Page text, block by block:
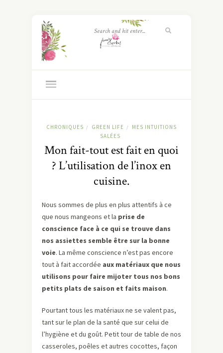
CHRONIQUES / GREEN LIFE /
MES INTUITIONS
SALÉES
Mon fait-tout est fait en quoi
? L’utilisation de l’inox en
cuisine.
Nous sommes de plus en plus attentifs à ce
que nous mangeons et la prise de
conscience face à ce qui se trouve dans
nos assiettes semble être sur la bonne
voie. La même conscience n’est pas encore
tout à fait accordée aux matériaux que nous
utilisons pour faire mijoter tous nos bons
petits plats de saison et faits maison.
Pourtant tous les matériaux ne se valent pas,
tant sur le plan de la santé que sur celui de
l’hygiène et du goût. Petit tour de table de nos
casseroles, poêles et autres cocottes, façon